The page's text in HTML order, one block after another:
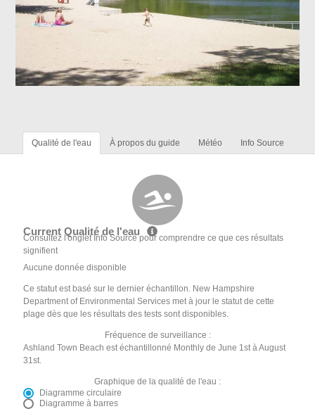
Qualité de l'eau À propos du guide Météo Info Source
Current Qualité de l'eau
Consultez l'onglet Info Source pour comprendre ce que ces résultats
signifient
Aucune donnée disponible
Ce statut est basé sur le dernier échantillon. New Hampshire
Department of Environmental Services met à jour le statut de cette
plage dès que les résultats des tests sont disponibles.
Fréquence de surveillance :
Ashland Town Beach est échantillonné Monthly de June 1st à August
31st.
Graphique de la qualité de l'eau :
Diagramme circulaire
Diagramme à barres